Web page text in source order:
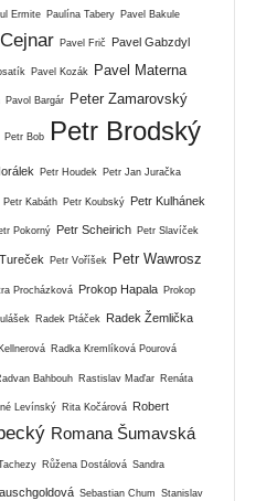
Ermite Paulína Tabery Pavel Bakule
Pavel Frič Pavel Gabzdyl
Pavel Kozák Pavel Materna
Pavol Bargár Peter Zamarovský
Petr Bob Petr Brodský
Petr Houdek Petr Jan Juračka
Petr Kabáth Petr Koubský Petr Kulhánek
Pokorný Petr Scheirich Petr Slavíček
Petr Voříšek
Petr Wawrosz
Procházková Prokop Hapala Prokop
Radek Ptáček Radek Žemlička
Radka Kremlíková Pourová
Bahbouh Rastislav Maďar Renáta
Levínský Rita Kočárová Robert
Romana Šumavská
Růžena Dostálová Sandra
Sebastian Chum Stanislav